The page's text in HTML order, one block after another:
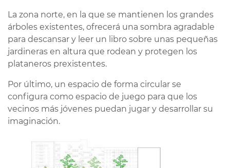
La zona norte, en la que se mantienen los grandes
árboles existentes, ofrecerá una sombra agradable
para descansar y leer un libro sobre unas pequeñas
jardineras en altura que rodean y protegen los
plataneros prexistentes.
Por último, un espacio de forma circular se
configura como espacio de juego para que los
vecinos más jóvenes puedan jugar y desarrollar su
imaginación.